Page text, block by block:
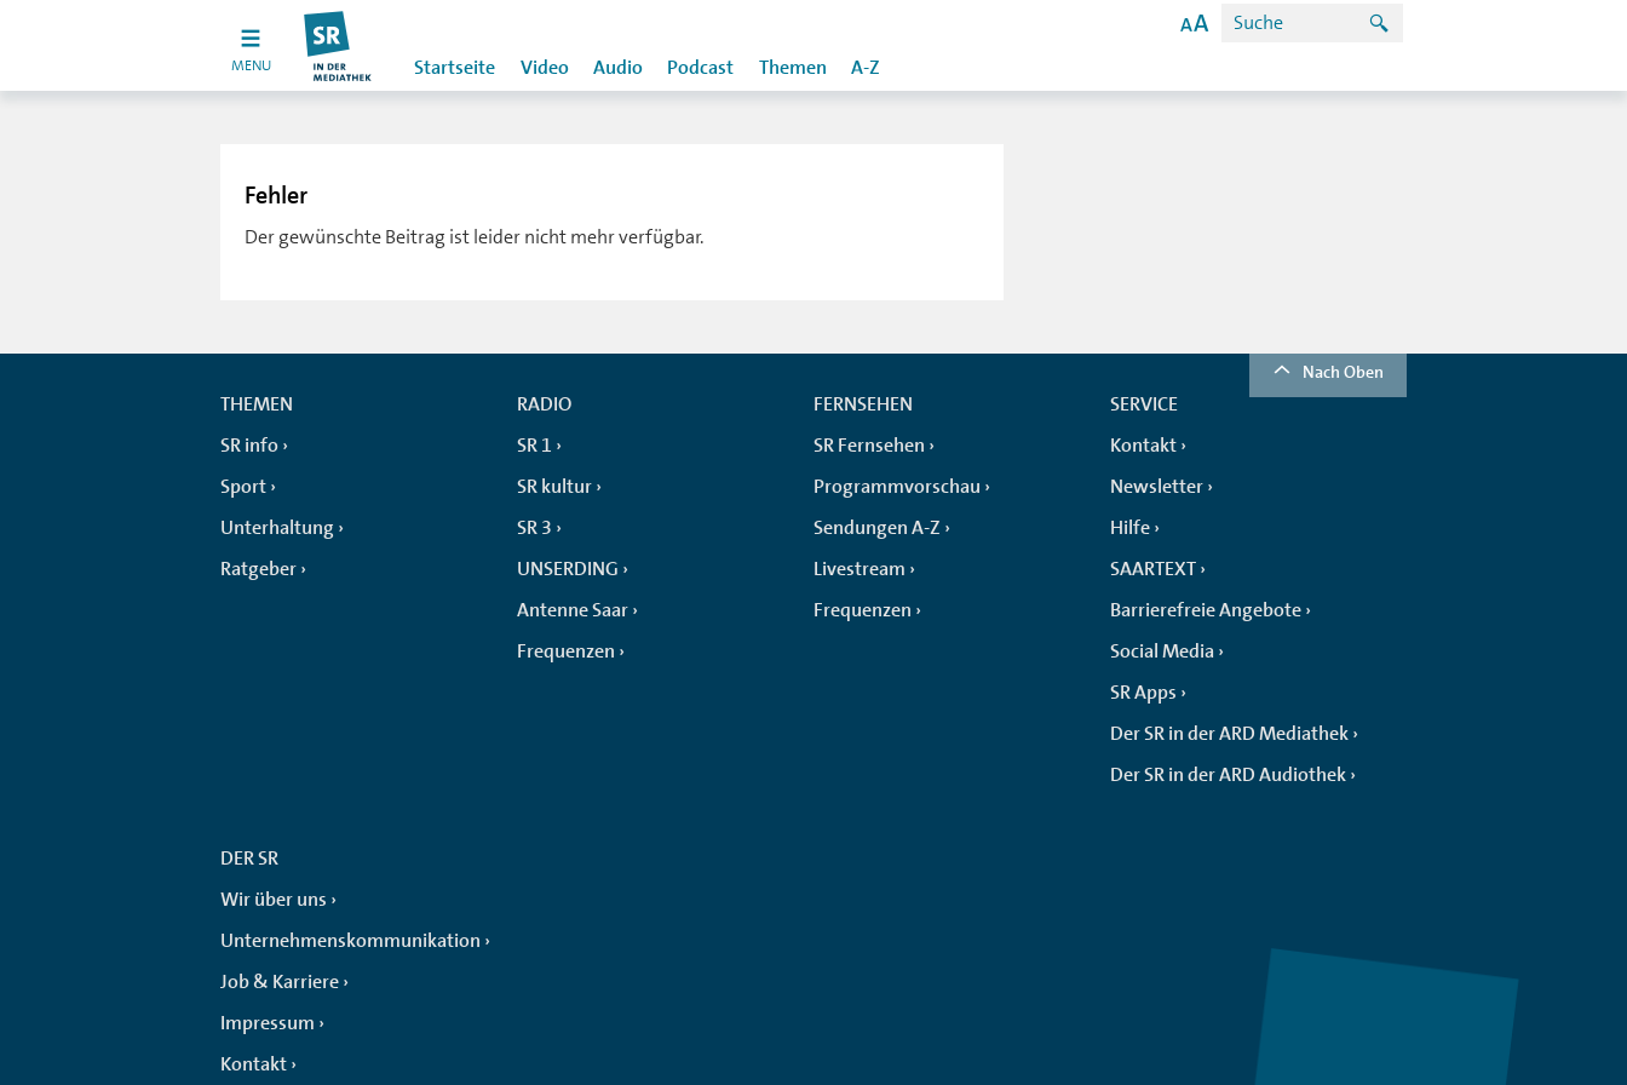
MENU Startseite Video Audio Podcast Themen A-Z
Fehler
Der gewünschte Beitrag ist leider nicht mehr verfügbar.
Nach Oben
THEMEN
SR info
Sport
Unterhaltung
Ratgeber
RADIO
SR 1
SR kultur
SR 3
UNSERDING
Antenne Saar
Frequenzen
FERNSEHEN
SR Fernsehen
Programmvorschau
Sendungen A-Z
Livestream
Frequenzen
SERVICE
Kontakt
Newsletter
Hilfe
SAARTEXT
Barrierefreie Angebote
Social Media
SR Apps
Der SR in der ARD Mediathek
Der SR in der ARD Audiothek
DER SR
Wir über uns
Unternehmenskommunikation
Job & Karriere
Impressum
Kontakt